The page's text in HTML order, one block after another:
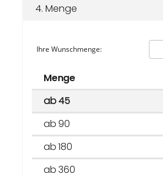
4. Menge
Ihre Wunschmenge:
Menge
ab 45
ab 90
ab 180
ab 360